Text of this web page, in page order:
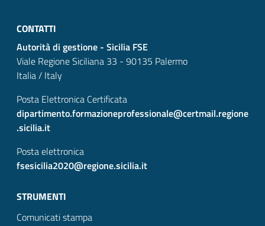
CONTATTI
Autorità di gestione - Sicilia FSE
Viale Regione Siciliana 33 - 90135 Palermo
Italia / Italy
Posta Elettronica Certificata
dipartimento.formazioneprofessionale@certmail.regione
.sicilia.it
Posta elettronica
fsesicilia2020@regione.sicilia.it
STRUMENTI
Comunicati stampa